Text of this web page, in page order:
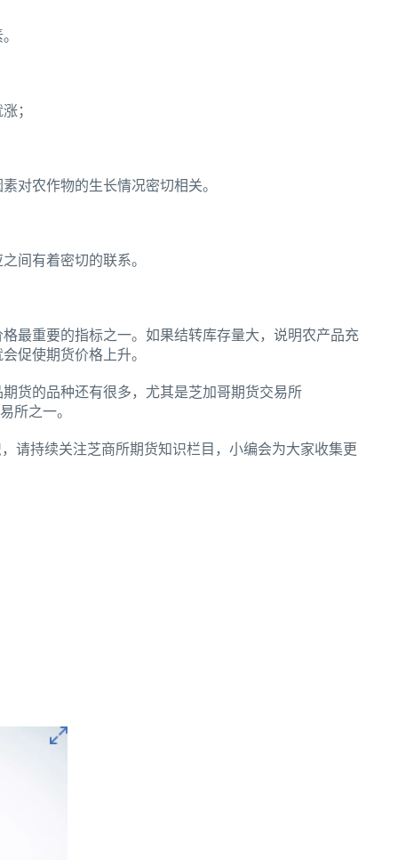
；
对农作物的生长情况密切相关。
间有着密切的联系。
最重要的指标之一。如果结转库存量大，说明农产品充
促使期货价格上升。
货的品种还有很多，尤其是芝加哥期货交易所
所之一。
请持续关注芝商所期货知识栏目，小编会为大家收集更